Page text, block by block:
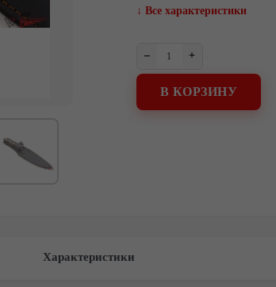
↓ Все характеристики
– +
В КОРЗИНУ
Характеристики